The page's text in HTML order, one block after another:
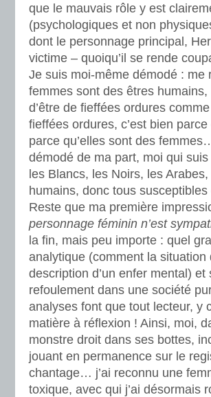
que le mauvais rôle y est
(psychologiques et non
dont le personnage principal,
victime – quoiqu’il se rende
Je suis moi-même démodé : me
femmes sont des êtres
d’être de fieffées ordures
fieffées ordures, c’est bien
parce qu’elles sont des
démodé de ma part, moi qui
les Blancs, les Noirs, les
humains, donc tous
Reste que ma première
personnage féminin n’est
la fin, mais peu importe : quel
analytique (comment la
description d’un enfer mental)
refoulement dans une société
analyses font que tout lecteur, y
matière à réflexion ! Ainsi, moi,
monstre droit dans ses bottes,
jouant en permanence sur le
chantage… j’ai reconnu une
toxique, avec qui j’ai désormais